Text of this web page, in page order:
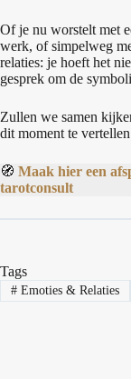
Of je nu worstelt met
werk, of simpelweg
relaties: je hoeft het
gesprek om de
Zullen we samen
dit moment te
🧭 Maak hier een
tarotconsult
Tags
#Emoties & Relaties